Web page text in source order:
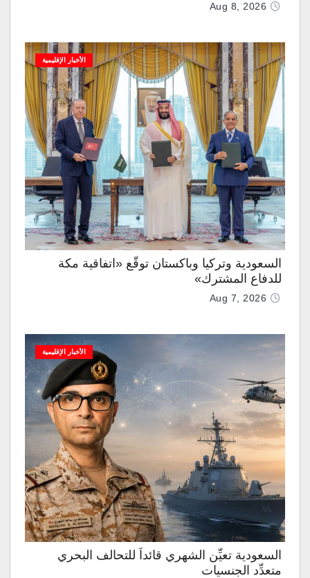
Aug 8, 2026
الأخبار الإقليمية
السعودية وتركيا وباكستان توقّع «اتفاقية مكة
للدفاع المشترك»
Aug 7, 2026
الأخبار الإقليمية
السعودية تعيِّن الشهري قائداً للتحالف البحري
متعدِّد الجنسيات